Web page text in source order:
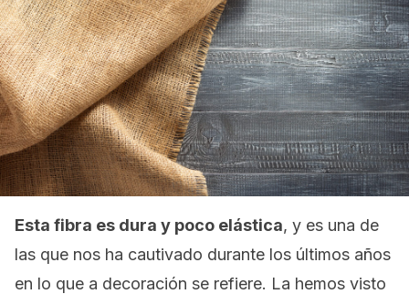
Esta fibra es dura y poco elástica, y es una de
las que nos ha cautivado durante los últimos años
en lo que a decoración se refiere. La hemos visto